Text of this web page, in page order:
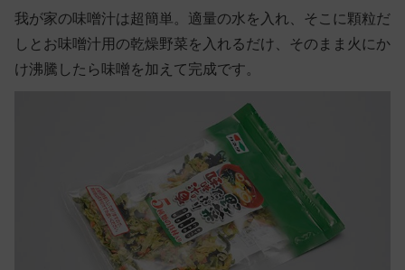
我が家の味噌汁は超簡単。適量の水を入れ、そこに顆粒だ
しとお味噌汁用の乾燥野菜を入れるだけ、そのまま火にか
け沸騰したら味噌を加えて完成です。